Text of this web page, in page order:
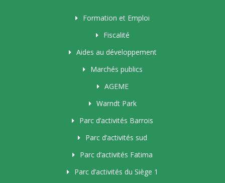
Formation et Emploi
Fiscalité
Aides au développement
Marchés publics
AGEME
Warndt Park
Parc d’activités Barrois
Parc d’activités sud
Parc d’activités Fatima
Parc d’activités du Siège 1